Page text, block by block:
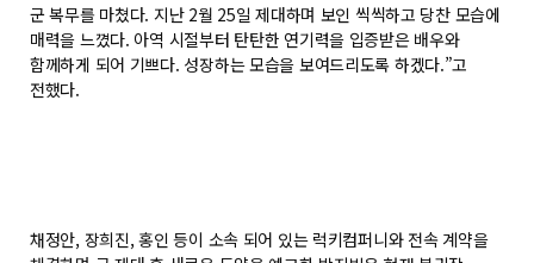
군 복무를 마쳤다. 지난 2월 25일 제대하며 보인 씩씩하고 당찬 모습에
매력을 느꼈다. 아역 시절부터 탄탄한 연기력을 입증받은 배우와
함께하게 되어 기쁘다. 성장하는 모습을 보여드리도록 하겠다.”고
전했다.
채정안, 장희진, 홍인 등이 소속 되어 있는 럭키컴퍼니와 전속 계약을